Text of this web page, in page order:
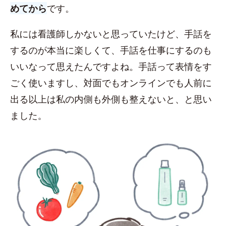
めてからです。
私には看護師しかないと思っていたけど、手話を
するのが本当に楽しくて、手話を仕事にするのも
いいなって思えたんですよね。手話って表情をす
ごく使いますし、対面でもオンラインでも人前に
出る以上は私の内側も外側も整えないと、と思い
ました。